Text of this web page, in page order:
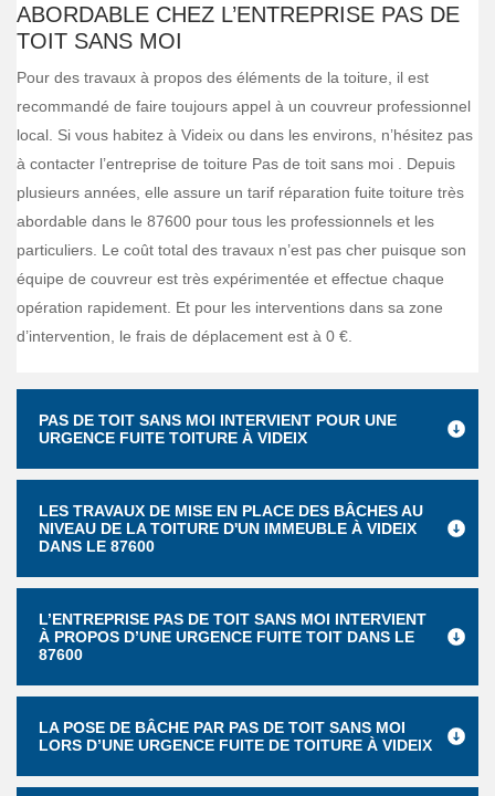
ABORDABLE CHEZ L’ENTREPRISE PAS DE
TOIT SANS MOI
Pour des travaux à propos des éléments de la toiture, il est
recommandé de faire toujours appel à un couvreur professionnel
local. Si vous habitez à Videix ou dans les environs, n’hésitez pas
à contacter l’entreprise de toiture Pas de toit sans moi . Depuis
plusieurs années, elle assure un tarif réparation fuite toiture très
abordable dans le 87600 pour tous les professionnels et les
particuliers. Le coût total des travaux n’est pas cher puisque son
équipe de couvreur est très expérimentée et effectue chaque
opération rapidement. Et pour les interventions dans sa zone
d’intervention, le frais de déplacement est à 0 €.
PAS DE TOIT SANS MOI INTERVIENT POUR UNE
URGENCE FUITE TOITURE À VIDEIX
LES TRAVAUX DE MISE EN PLACE DES BÂCHES AU
NIVEAU DE LA TOITURE D'UN IMMEUBLE À VIDEIX
DANS LE 87600
L’ENTREPRISE PAS DE TOIT SANS MOI INTERVIENT
À PROPOS D’UNE URGENCE FUITE TOIT DANS LE
87600
LA POSE DE BÂCHE PAR PAS DE TOIT SANS MOI
LORS D’UNE URGENCE FUITE DE TOITURE À VIDEIX